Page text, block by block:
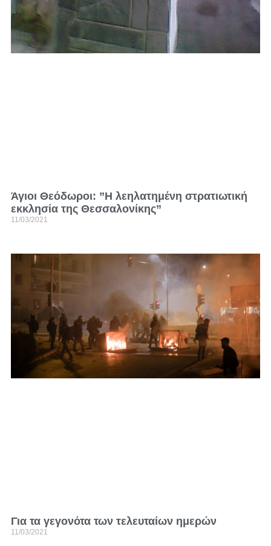
Άγιοι Θεόδωροι: ”Η λεηλατημένη στρατιωτική
εκκλησία της Θεσσαλονίκης”
11/03/2021
Για τα γεγονότα των τελευταίων ημερών
11/03/2021